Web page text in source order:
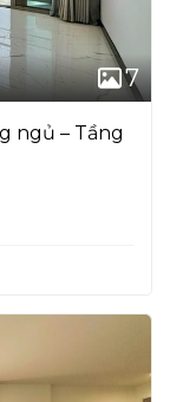
7
ngủ – Tầng